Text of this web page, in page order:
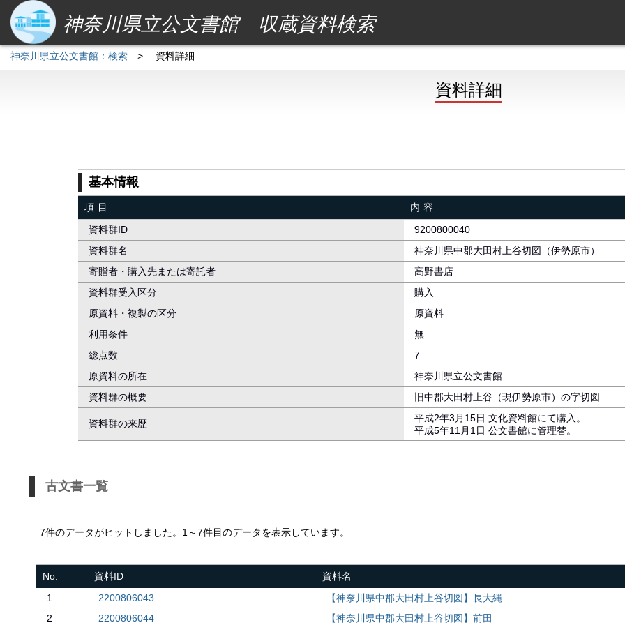
神奈川県立公文書館 収蔵資料検索
神奈川県立公文書館：検索 > 資料詳細
資料詳細
基本情報
項目
内容
資料群ID
9200800040
資料群名
神奈川県中郡大田村上谷切図（伊勢原市）
寄贈者・購入先または寄託者
高野書店
資料群受入区分
購入
原資料・複製の区分
原資料
利用条件
無
総点数
7
原資料の所在
神奈川県立公文書館
資料群の概要
旧中郡大田村上谷（現伊勢原市）の字切図
資料群の来歴
平成2年3月15日 文化資料館にて購入。
平成5年11月1日 公文書館に管理替。
古文書一覧
7件のデータがヒットしました。1～7件目のデータを表示しています。
No. 資料ID
資料名
1
2200806043
【神奈川県中郡大田村上谷切図】長大縄
2
2200806044 【神奈川県中郡大田村上谷切図】前田